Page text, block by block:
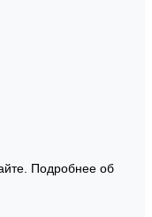
Подробнее об